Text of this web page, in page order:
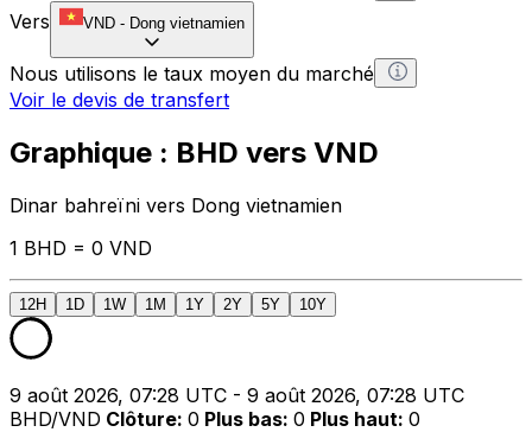
Vers
VND - Dong vietnamien
Nous utilisons le taux moyen du marché
Voir le devis de transfert
Graphique : BHD vers VND
Dinar bahreïni vers Dong vietnamien
1 BHD = 0 VND
12H 1D 1W 1M 1Y 2Y 5Y 10Y
9 août 2026, 07:28 UTC - 9 août 2026, 07:28 UTC
BHD/VND Clôture: 0 Plus bas: 0 Plus haut: 0